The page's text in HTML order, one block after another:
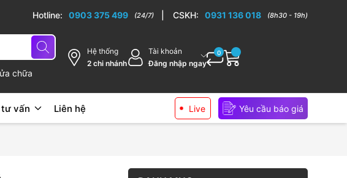
Hotline: 0903 375 499 (24/7) CSKH: 0931 136 018 (8h30 - 19h)
chữa
Hệ thống
2 chi nhánh
Tài khoản
Đăng nhập ngay
0
tư vấn Liên hệ Live Yêu cầu báo giá